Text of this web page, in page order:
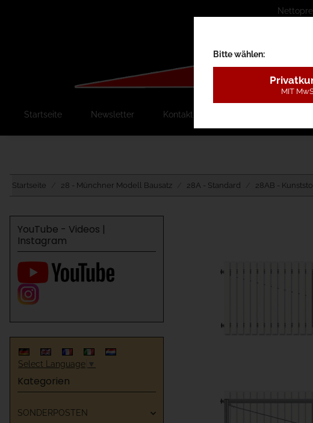
Startseite Newsletter Kontakt
Startseite 28 - Münchner Modell Bausatz 28A - Standard 28AB -
YouTube - Videos |
Instagram
Select Language ▼
Kategorien
SONDERPOSTEN
Bitte wählen:
MIT